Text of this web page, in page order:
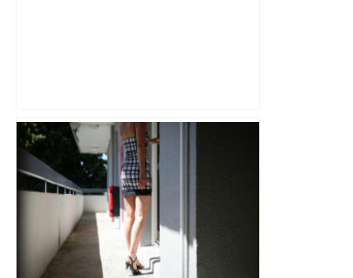
Bilan du marché du logement neuf :
une lueur d'espoir pour l'immobilier à
Toulouse ? – Actu.fr